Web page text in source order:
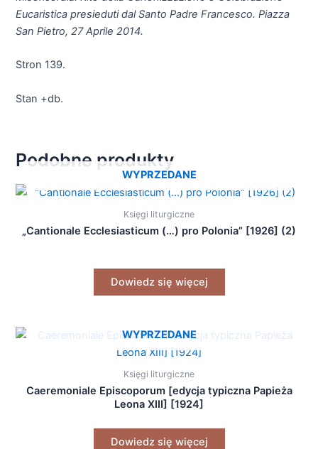
Eucaristica presieduti dal Santo Padre Francesco. Piazza
San Pietro, 27 Aprile 2014.
Stron 139.
Stan +db.
Podobne produkty
WYPRZEDANE
Księgi liturgiczne
„Cantionale Ecclesiasticum (…) pro Polonia” [1926] (2)
Dowiedz się więcej
WYPRZEDANE
Księgi liturgiczne
Caeremoniale Episcoporum [edycja typiczna Papieża
Leona XIII] [1924]
Dowiedz się więcej